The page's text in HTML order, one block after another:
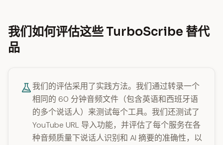
我们如何评估这些 TurboScribe 替代
品
我们的评估采用了实践方法。我们通过转录一个
相同的 60 分钟音频文件（包含英语和西班牙语
的多个说话人）来测试每个工具。我们还测试了
YouTube URL 导入功能，并评估了每个服务在各
种音频质量下说话人识别和 AI 摘要的准确性，以